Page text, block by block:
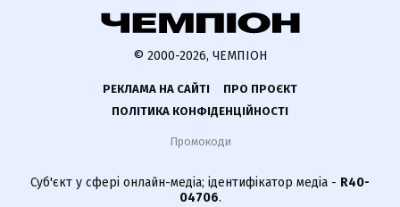
© 2000-2026, ЧЕМПІОН
РЕКЛАМА НА САЙТІ
ПРО ПРОЄКТ
ПОЛІТИКА КОНФІДЕНЦІЙНОСТІ
Промокоди
Суб'єкт у сфері онлайн-медіа; ідентифікатор медіа - R40-
04706.